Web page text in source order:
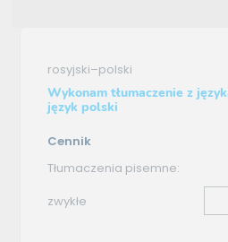
rosyjski–polski
Wykonam tłumaczenie z
język polski
Cennik
Tłumaczenia pisemne:
zwykłe